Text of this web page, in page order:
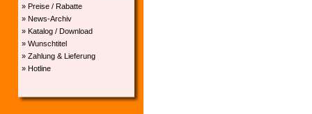
» Preise / Rabatte
» News-Archiv
» Katalog / Download
» Wunschtitel
» Zahlung & Lieferung
» Hotline